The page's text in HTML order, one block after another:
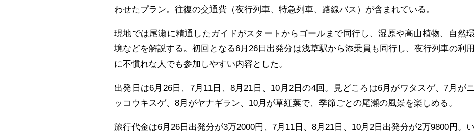
わせたプラン。往復の交通費（夜行列車、特急列車、路線バス）が含まれている。
現地では尾瀬に精通したガイドがスタートからゴールまで同行し、湿原や高山植物、自然環
境などを解説する。初回となる6月26日出発分は浅草駅から添乗員も同行し、夜行列車の利用
に不慣れな人でも参加しやすい内容とした。
出発日は6月26日、7月11日、8月21日、10月2日の4回。見どころは6月がワタスゲ、7月がニ
ッコウキスゲ、8月がヤナギラン、10月が草紅葉で、季節ごとの尾瀬の風景を楽しめる。
旅行代金は6月26日出発分が3万2000円、7月11日、8月21日、10月2日出発分が2万9800円。い